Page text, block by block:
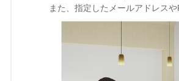
また、指定したメールアドレス